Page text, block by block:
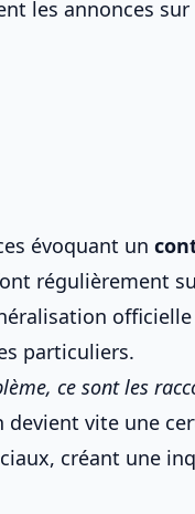
les annonces
évoquant un
régulièrement
officielle
particuliers.
ce sont les
devient vite une
créant une